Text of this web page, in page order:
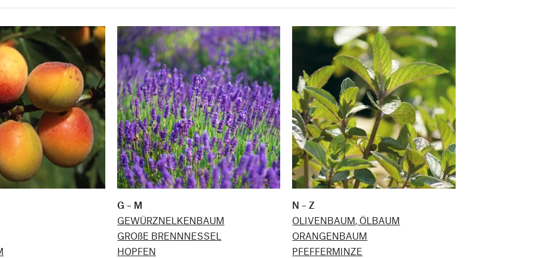
G – M
GEWÜRZNELKENBAUM
GROßE BRENNNESSEL
HOPFEN
N – Z
OLIVENBAUM, ÖLBAUM
ORANGENBAUM
PFEFFERMINZE